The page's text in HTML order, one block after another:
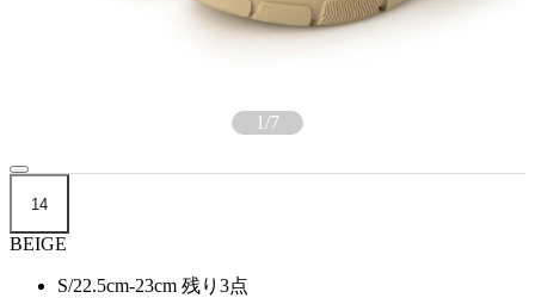
1/7
14
BEIGE
S/22.5cm-23cm 残り3点